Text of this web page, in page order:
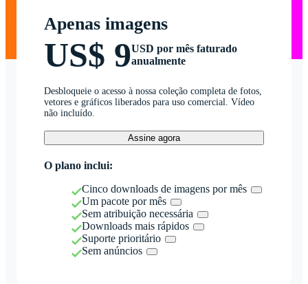
Apenas imagens
US$ 9USD por mês faturado
anualmente
Desbloqueie o acesso à nossa coleção completa de fotos,
vetores e gráficos liberados para uso comercial. Vídeo
não incluído.
Assine agora
O plano inclui:
Cinco downloads de imagens por mês
Um pacote por mês
Sem atribuição necessária
Downloads mais rápidos
Suporte prioritário
Sem anúncios